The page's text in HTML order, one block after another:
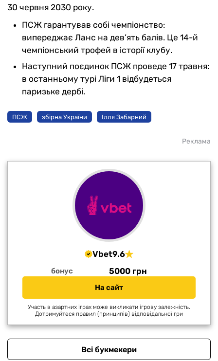
30 червня 2030 року.
ПСЖ гарантував собі чемпіонство:
випереджає Ланс на дев’ять балів. Це 14-й
чемпіонський трофей в історії клубу.
Наступний поєдинок ПСЖ проведе 17 травня:
в останньому турі Ліги 1 відбудеться
паризьке дербі.
ПСЖ збірна України Ілля Забарний
Реклама
Vbet9.6
бонус 5000 грн
На сайт
Участь в азартних іграх може викликати ігрову залежність.
Дотримуйтеся правил (принципів) відповідальної гри
Всі букмекери